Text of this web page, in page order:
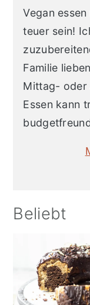
Vegan
teuer sein!
Familie
Mittag- oder
Essen kann
Beliebt